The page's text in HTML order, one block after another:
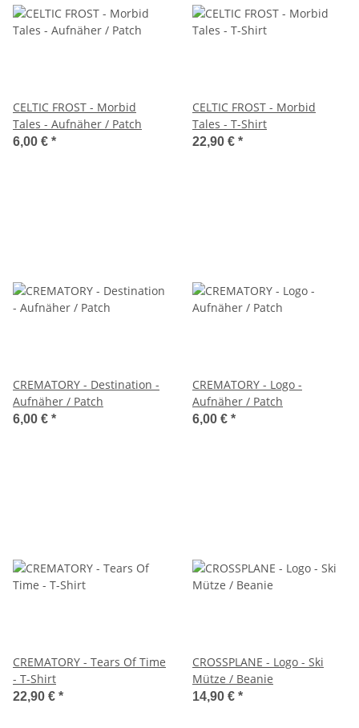
CELTIC FROST - Morbid
Tales - Aufnäher / Patch
6,00 € *
CELTIC FROST - Morbid
Tales - T-Shirt
22,90 € *
CREMATORY - Destination -
Aufnäher / Patch
6,00 € *
CREMATORY - Logo -
Aufnäher / Patch
6,00 € *
CREMATORY - Tears Of Time
- T-Shirt
22,90 € *
CROSSPLANE - Logo - Ski
Mütze / Beanie
14,90 € *